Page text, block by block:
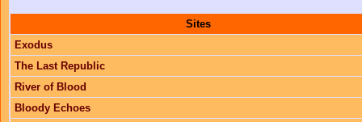
Sites
Exodus
The Last Republic
River of Blood
Bloody Echoes